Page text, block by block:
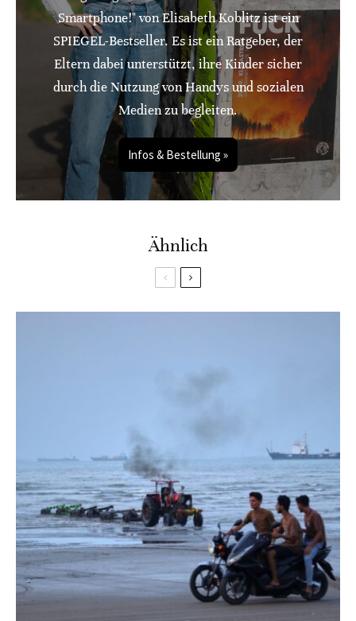
Smartphone!" von Elisabeth Koblitz ist ein
SPIEGEL-Bestseller. Es ist ein Ratgeber, der
Eltern dabei unterstützt, ihre Kinder sicher
durch die Nutzung von Handys und sozialen
Medien zu begleiten.
Infos & Bestellung »
Ähnlich